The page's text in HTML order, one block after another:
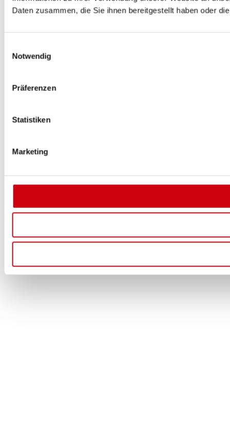
Daten zusammen, die Sie ihnen bereitgestellt haben oder
Notwendig
Präferenzen
Statistiken
Marketing